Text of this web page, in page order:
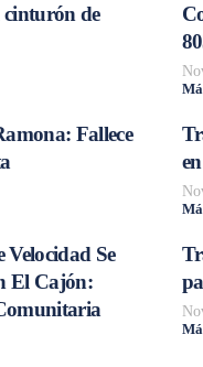
de
Fallece
Velocidad Se
El Cajón: